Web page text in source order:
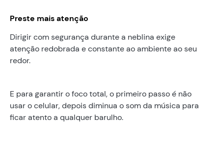
Preste mais atenção
Dirigir com segurança durante a neblina exige
atenção redobrada e constante ao ambiente ao seu
redor.
E para garantir o foco total, o primeiro passo é não
usar o celular, depois diminua o som da música para
ficar atento a qualquer barulho.